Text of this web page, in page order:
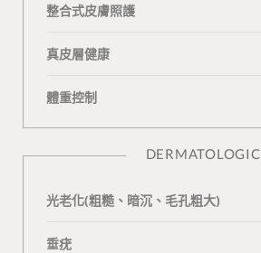
整合式皮膚照護
真皮層健康
體重控制
DERMATOLOGIC
光老化(粗糙、暗沉、毛孔粗大)
垂疣